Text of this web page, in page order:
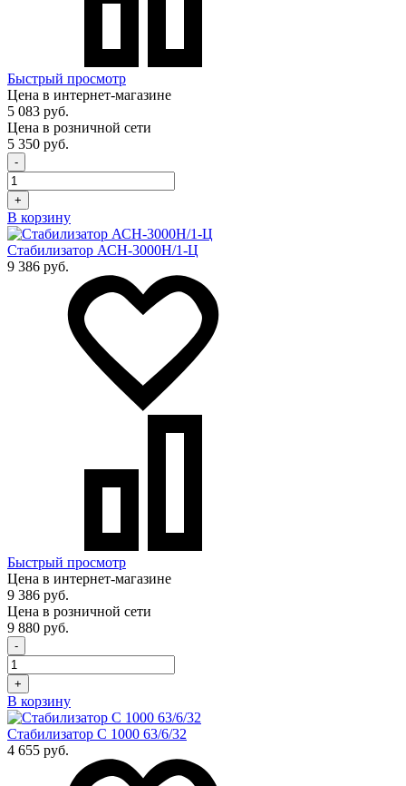
Быстрый просмотр
Цена в интернет-магазине
5 083 руб.
Цена в розничной сети
5 350 руб.
-
+
В корзину
Стабилизатор АСН-3000Н/1-Ц
9 386 руб.
Быстрый просмотр
Цена в интернет-магазине
9 386 руб.
Цена в розничной сети
9 880 руб.
-
+
В корзину
Стабилизатор С 1000 63/6/32
4 655 руб.